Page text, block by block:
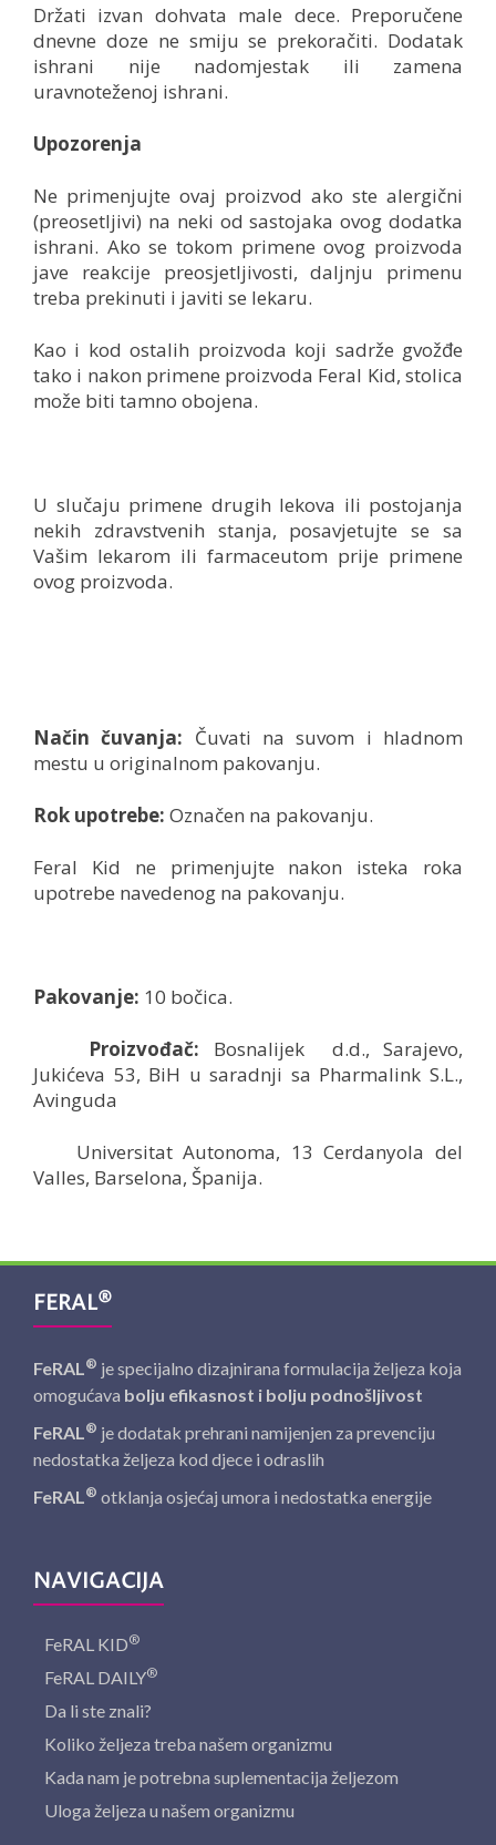
Držati izvan dohvata male dece. Preporučene
dnevne doze ne smiju se prekoračiti. Dodatak
ishrani nije nadomjestak ili zamena
uravnoteženoj ishrani.
Upozorenja
Ne primenjujte ovaj proizvod ako ste alergični
(preosetljivi) na neki od sastojaka ovog dodatka
ishrani. Ako se tokom primene ovog proizvoda
jave reakcije preosjetljivosti, daljnju primenu
treba prekinuti i javiti se lekaru.
Kao i kod ostalih proizvoda koji sadrže gvožđe
tako i nakon primene proizvoda Feral Kid, stolica
može biti tamno obojena.
U slučaju primene drugih lekova ili postojanja
nekih zdravstvenih stanja, posavjetujte se sa
Vašim lekarom ili farmaceutom prije primene
ovog proizvoda.
Način čuvanja: Čuvati na suvom i hladnom
mestu u originalnom pakovanju.
Rok upotrebe: Označen na pakovanju.
Feral Kid ne primenjujte nakon isteka roka
upotrebe navedenog na pakovanju.
Pakovanje: 10 bočica.
Proizvođač: Bosnalijek
d.d., Sarajevo,
Jukićeva 53, BiH u saradnji sa Pharmalink S.L.,
Avinguda
Universitat Autonoma, 13 Cerdanyola del
Valles, Barselona, Španija.
FERAL®
FeRAL ® je specijalno dizajnirana formulacija željeza koja
omogućava bolju efikasnost i bolju podnošljivost
FeRAL ® je dodatak prehrani namijenjen za prevenciju
nedostatka željeza kod djece i odraslih
FeRAL ® otklanja osjećaj umora i nedostatka energije
NAVIGACIJA
FeRAL KID®
FeRAL DAILY®
Da li ste znali?
Koliko željeza treba našem organizmu
Kada nam je potrebna suplementacija željezom
Uloga željeza u našem organizmu